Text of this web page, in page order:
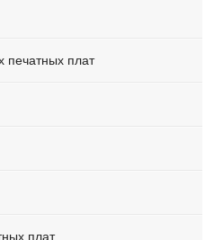
печатных плат
плат